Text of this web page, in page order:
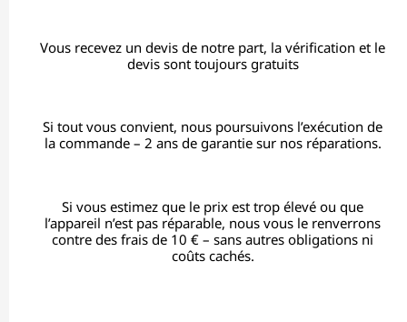
Vous recevez un devis de notre part, la vérification et le
devis sont toujours gratuits
Si tout vous convient, nous poursuivons l’exécution de
la commande – 2 ans de garantie sur nos réparations.
Si vous estimez que le prix est trop élevé ou que
l’appareil n’est pas réparable, nous vous le renverrons
contre des frais de 10 € – sans autres obligations ni
coûts cachés.